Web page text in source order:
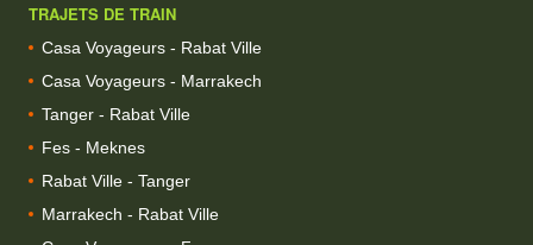
TRAJETS DE TRAIN
Casa Voyageurs - Rabat Ville
Casa Voyageurs - Marrakech
Tanger - Rabat Ville
Fes - Meknes
Rabat Ville - Tanger
Marrakech - Rabat Ville